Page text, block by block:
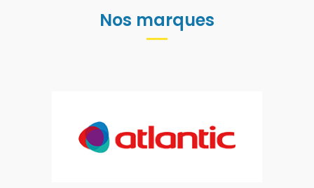
Nos marques